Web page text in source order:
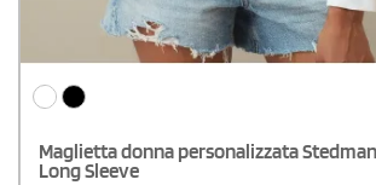
Maglietta donna personalizzata
Long Sleeve